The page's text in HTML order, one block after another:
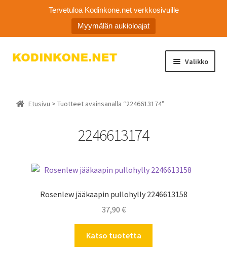
Tervetuloa Kodinkone.net verkkosivuille
Myymälän aukioloajat
Siirry
Siirry
Valikko
Asiakaspalvelu
Etusivu > Tuotteet avainsanalla “2246613174”
2246613174
Rosenlew jääkaapin pullohylly 2246613158
37,90 €
Katso tuotetta